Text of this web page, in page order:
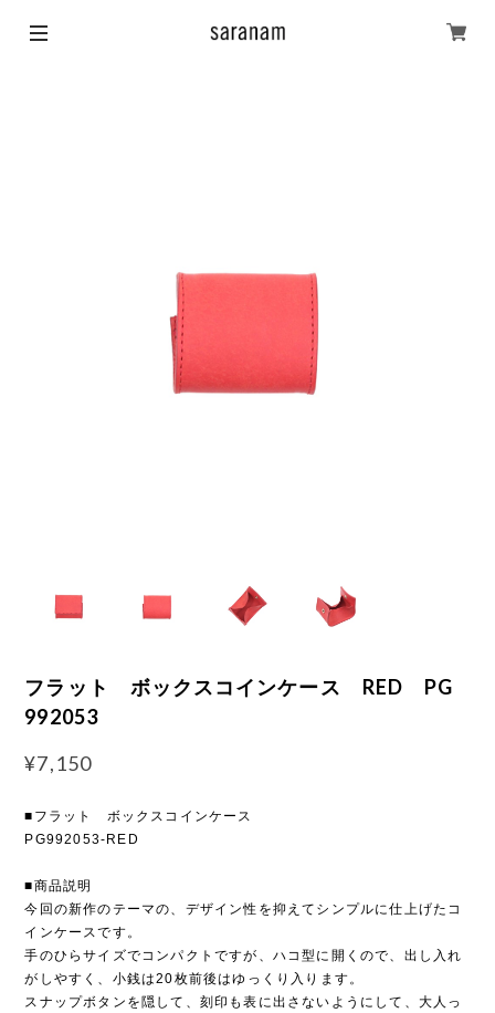
フラット ボックスコインケース RED PG
992053
¥7,150
■フラット ボックスコインケース
PG992053-RED
■商品説明
今回の新作のテーマの、デザイン性を抑えてシンプルに仕上げたコ
インケースです。
手のひらサイズでコンパクトですが、ハコ型に開くので、出し入れ
がしやすく、小銭は20枚前後はゆっくり入ります。
スナップボタンを隠して、刻印も表に出さないようにして、大人っ